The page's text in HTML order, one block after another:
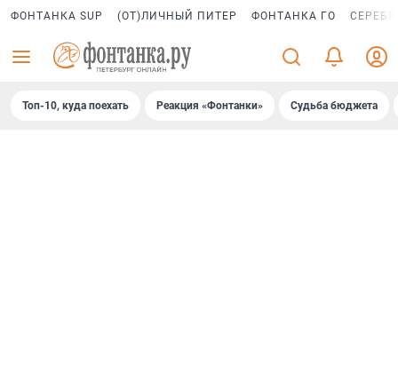
ФОНТАНКА SUP (ОТ)ЛИЧНЫЙ ПИТЕР ФОНТАНКА ГО
Топ-10, куда поехать Реакция «Фонтанки» Судьба бюджета